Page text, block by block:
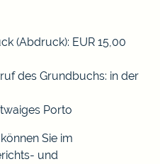
(Abdruck): EUR 15,00
des Grundbuchs: in der
Porto
Sie im
und